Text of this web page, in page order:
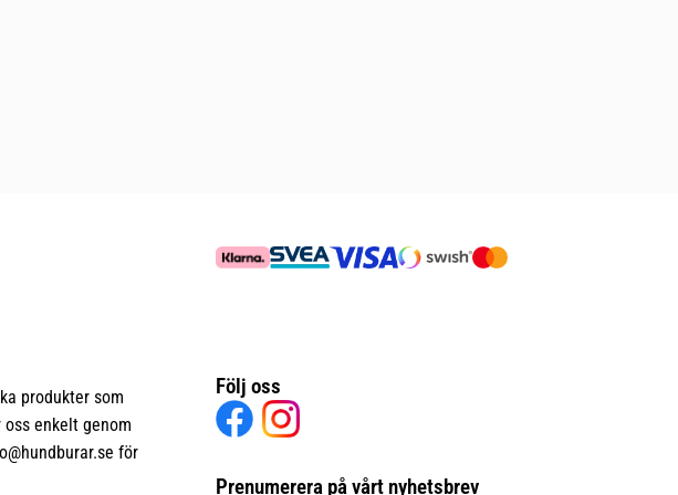
produkter som
enkelt genom
för
Följ oss
Prenumerera på vårt nyhetsbrev